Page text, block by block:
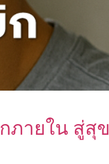
ภายใน สู่สุ